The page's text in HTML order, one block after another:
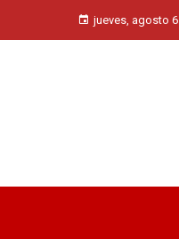
jueves, agosto 6